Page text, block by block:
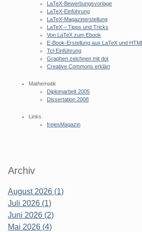
LaTeX-Bewerbungsvorlage
LaTeX-Einführung
LaTeX-Magazinerstellung
LaTeX – Tipps und Tricks
Von LaTeX zum Ebook
E-Book-Erstellung aus LaTeX und HTML
Tcl-Einführung
Graphen zeichnen mit dot
Creative Commons erklärt
Mathematik
Diplomarbeit 2005
Dissertation 2008
Links
freiesMagazin
Archiv
August 2026 (1)
Juli 2026 (1)
Juni 2026 (2)
Mai 2026 (4)